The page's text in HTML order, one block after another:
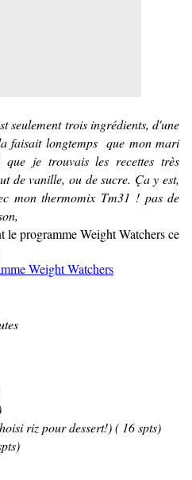
seulement trois ingrédients, d'une
faisait longtemps que mon mari
que je trouvais les recettes très
de vanille, ou de sucre. Ça y est,
mon thermomix Tm31 ! pas de
le programme Weight Watchers ce
Weight Watchers
2 minutes
riz pour dessert!) ( 16 spts)